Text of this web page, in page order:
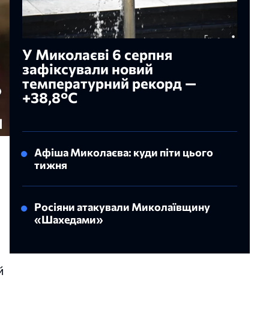
У Миколаєві 6 серпня
зафіксували новий
температурний рекорд —
+38,8°С
Афіша Миколаєва: куди піти цього
тижня
Росіяни атакували Миколаївщину
«Шахедами»